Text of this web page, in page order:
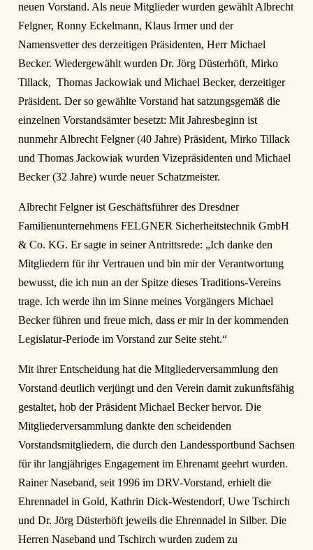
neuen Vorstand. Als neue Mitglieder wurden gewählt Albrecht
Felgner, Ronny Eckelmann, Klaus Irmer und der
Namensvetter des derzeitigen Präsidenten, Herr Michael
Becker. Wiedergewählt wurden Dr. Jörg Düsterhöft, Mirko
Tillack, Thomas Jackowiak und Michael Becker, derzeitiger
Präsident. Der so gewählte Vorstand hat satzungsgemäß die
einzelnen Vorstandsämter besetzt: Mit Jahresbeginn ist
nunmehr Albrecht Felgner (40 Jahre) Präsident, Mirko Tillack
und Thomas Jackowiak wurden Vizepräsidenten und Michael
Becker (32 Jahre) wurde neuer Schatzmeister.
Albrecht Felgner ist Geschäftsführer des Dresdner
Familienunternehmens FELGNER Sicherheitstechnik GmbH
& Co. KG. Er sagte in seiner Antrittsrede: „Ich danke den
Mitgliedern für ihr Vertrauen und bin mir der Verantwortung
bewusst, die ich nun an der Spitze dieses Traditions-Vereins
trage. Ich werde ihn im Sinne meines Vorgängers Michael
Becker führen und freue mich, dass er mir in der kommenden
Legislatur-Periode im Vorstand zur Seite steht.“
Mit ihrer Entscheidung hat die Mitgliederversammlung den
Vorstand deutlich verjüngt und den Verein damit zukunftsfähig
gestaltet, hob der Präsident Michael Becker hervor. Die
Mitgliederversammlung dankte den scheidenden
Vorstandsmitgliedern, die durch den Landessportbund Sachsen
für ihr langjähriges Engagement im Ehrenamt geehrt wurden.
Rainer Naseband, seit 1996 im DRV-Vorstand, erhielt die
Ehrennadel in Gold, Kathrin Dick-Westendorf, Uwe Tschirch
und Dr. Jörg Düsterhöft jeweils die Ehrennadel in Silber. Die
Herren Naseband und Tschirch wurden zudem zu